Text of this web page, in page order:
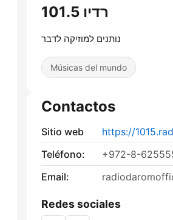
רדיו 101.5
נותנים למוזיקה לדבר
Músicas del mundo
Contactos
Sitio web
https://
Teléfono:
+972-8-
Email:
Redes sociales